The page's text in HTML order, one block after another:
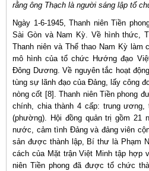
rằng ông Thạch là người sáng lập tổ
Ngày 1-6-1945, Thanh niên Tiền
Sài Gòn và Nam Kỳ. Về hình thức,
Thanh niên và Thể thao Nam Kỳ làm
mô hình của tổ chức Hướng đạo
Đông Dương. Về nguyên tắc hoạt
tùng sự lãnh đạo của Đảng, lấy công
nòng cốt [8]. Thanh niên Tiền phong
chính, chia thành 4 cấp: trung ương,
(phường). Hội đồng quản trị gồm
nước, cảm tình Đảng và đảng viên
sản được thành lập, Bí thư là Phạm
cách của Mặt trận Việt Minh tập hợp
niên Tiền phong đã được tổ chức